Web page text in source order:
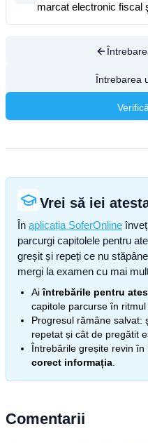
Întrebarea
Vrei să iei
În aplicația SoferOnline
parcurgi capitolele pentru
greșit și repeți ce nu
mergi la examen cu mai
Aiîntrebările pentru
capitole parcurse în ritmul
Progresul rămâne salvat:
repetat și cât de pregătit
Întrebările greșite revin
corect informația
Comentarii